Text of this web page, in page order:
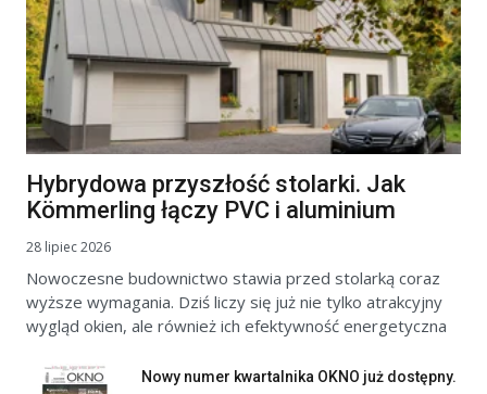
Hybrydowa przyszłość stolarki. Jak
Kömmerling łączy PVC i aluminium
28 lipiec 2026
Nowoczesne budownictwo stawia przed stolarką coraz
wyższe wymagania. Dziś liczy się już nie tylko atrakcyjny
wygląd okien, ale również ich efektywność energetyczna
Nowy numer kwartalnika OKNO już dostępny.